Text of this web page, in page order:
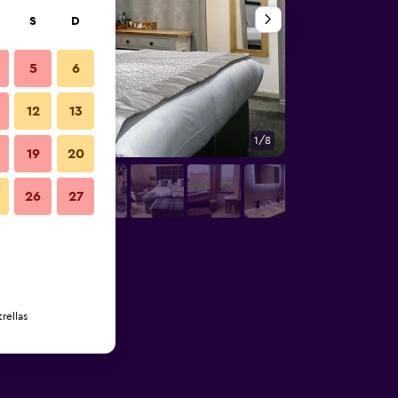
1/8
S D
5 6
12 13
19 20
26 27